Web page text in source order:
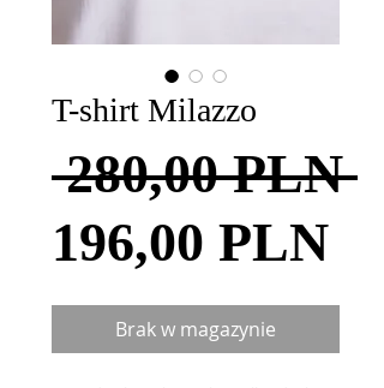
T-shirt Milazzo
280,00 PLN
196,00 PLN
Brak w magazynie